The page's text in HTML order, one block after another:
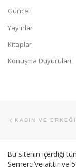
Güncel
Yayınlar
Kitaplar
Konuşma Duyuruları
Bu sitenin içerdiği
Semerci’ye aittir ve